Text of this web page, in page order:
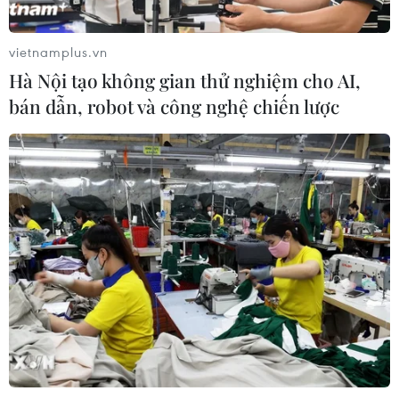
thị trường bất động sản phát triển
lành mạnh
29/07/2026 10:26
Nhà nước điều tiết, kiểm soát và
quyết định giá đất
29/07/2026 06:11
Đà Nẵng bổ sung thêm quỹ đất phát
triển nhà ở xã hội
28/07/2026 07:02
Đà Nẵng lên phương án tái định cư
cho hộ dân di dời khỏi chung cư
vietnamplus.vn
Hà Nội tạo không gian thử nghiệm cho AI,
bán dẫn, robot và công nghệ chiến lược